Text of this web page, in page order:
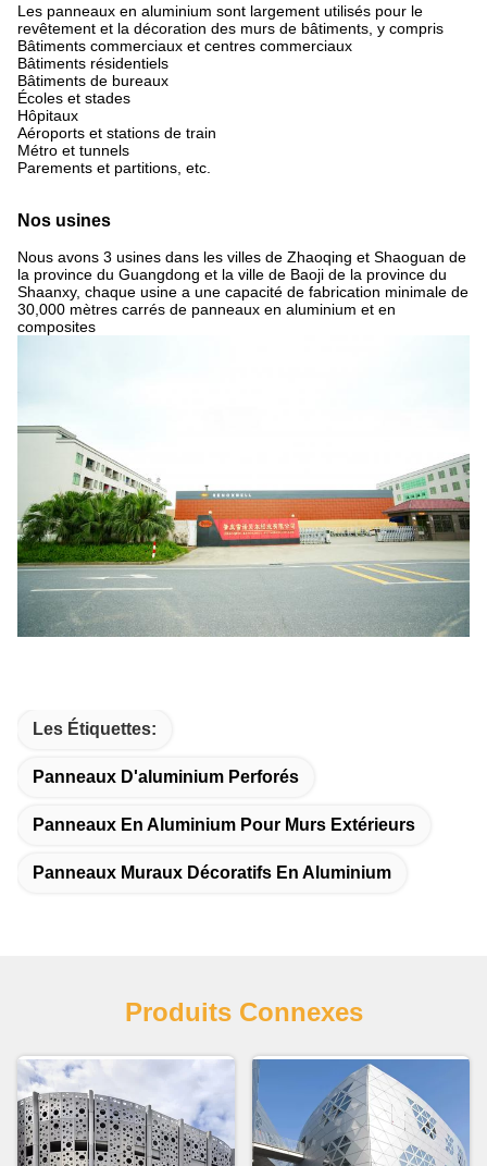
Les panneaux en aluminium sont largement utilisés pour le
revêtement et la décoration des murs de bâtiments, y compris
Bâtiments commerciaux et centres commerciaux
Bâtiments résidentiels
Bâtiments de bureaux
Écoles et stades
Hôpitaux
Aéroports et stations de train
Métro et tunnels
Parements et partitions, etc.
Nos usines
Nous avons 3 usines dans les villes de Zhaoqing et Shaoguan de
la province du Guangdong et la ville de Baoji de la province du
Shaanxy, chaque usine a une capacité de fabrication minimale de
30,000 mètres carrés de panneaux en aluminium et en
composites
Les Étiquettes:
Panneaux D'aluminium Perforés
Panneaux En Aluminium Pour Murs Extérieurs
Panneaux Muraux Décoratifs En Aluminium
Produits Connexes